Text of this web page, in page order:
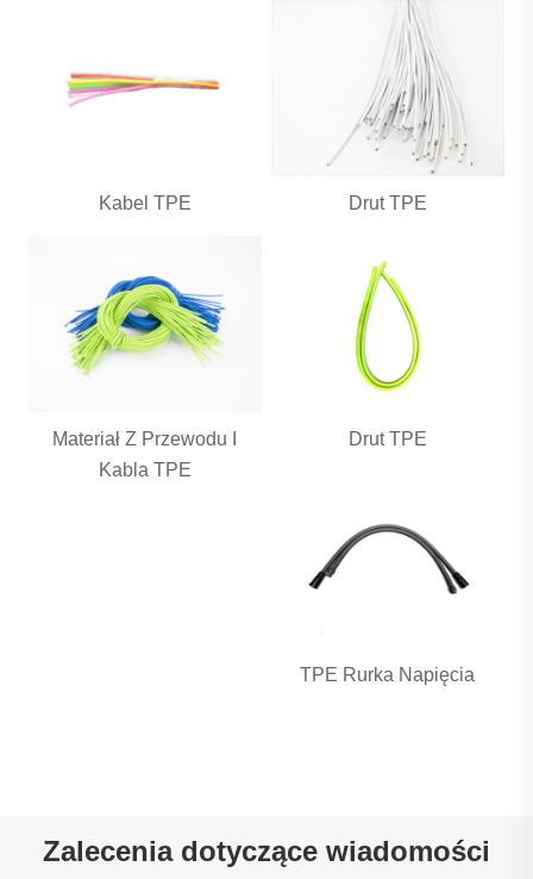
Kabel TPE Drut TPE
Materiał Z Przewodu I
Kabla TPE
Drut TPE
TPE Rurka Napięcia
Zalecenia dotyczące wiadomości